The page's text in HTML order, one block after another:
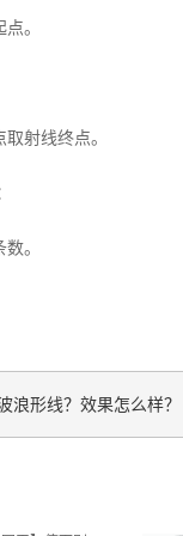
。
射线终点。
。
浪形线？效果怎么样？